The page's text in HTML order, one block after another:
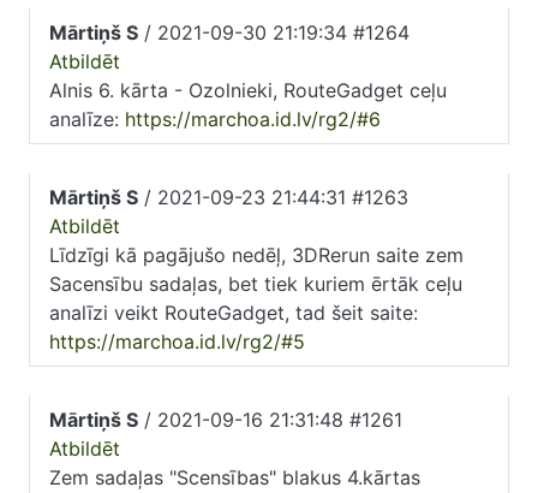
Mārtiņš S / 2021-09-30 21:19:34 #1264
Atbildēt
Alnis 6. kārta - Ozolnieki, RouteGadget ceļu
analīze: https://marchoa.id.lv/rg2/#6
Mārtiņš S / 2021-09-23 21:44:31 #1263
Atbildēt
Līdzīgi kā pagājušo nedēļ, 3DRerun saite zem
Sacensību sadaļas, bet tiek kuriem ērtāk ceļu
analīzi veikt RouteGadget, tad šeit saite:
https://marchoa.id.lv/rg2/#5
Mārtiņš S / 2021-09-16 21:31:48 #1261
Atbildēt
Zem sadaļas "Scensības" blakus 4.kārtas